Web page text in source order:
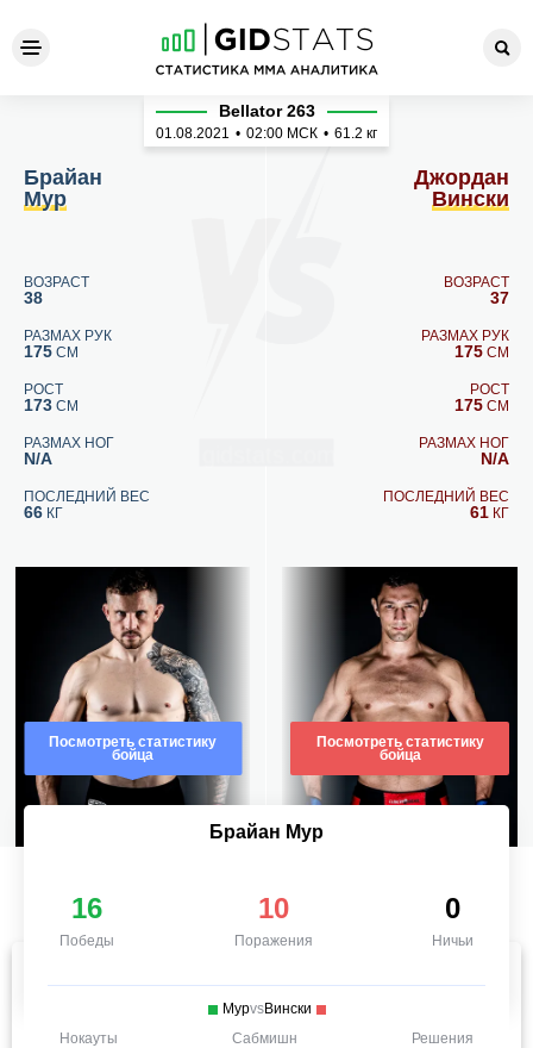
Брайан Мур - Джордан
Брайан
Мур
ВОЗРАСТ
38
РАЗМАХ РУК
175 СМ
РОСТ
173 СМ
РАЗМАХ НОГ
N/A
ПОСЛЕДНИЙ ВЕС
66 КГ
Посмотреть статистику
бойца
Bellator 263
01.08.2021 • 02:00 МСК • 61.2 кг
Джордан
Вински
ВОЗРАСТ
37
РАЗМАХ РУК
175 СМ
РОСТ
175 СМ
РАЗМАХ НОГ
N/A
ПОСЛЕДНИЙ ВЕС
61 КГ
Посмотреть статистику
бойца
Брайан Мур
16
Победы
10
Поражения
0
Ничьи
МурvsВински
Нокауты
Сабмишн Решения